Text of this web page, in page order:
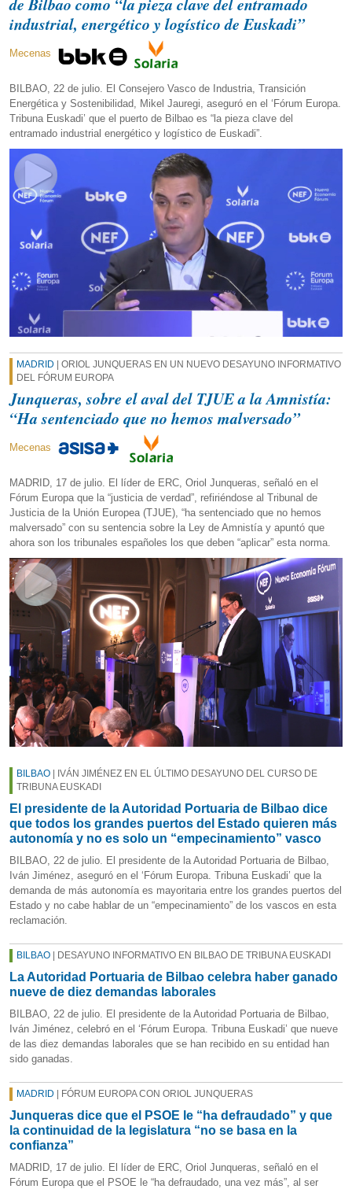
BILBAO | IVÁN JIMÉNEZ EN EL ÚLTIMO DESAYUNO DEL CURSO DE
TRIBUNA EUSKADI
El presidente de la Autoridad Portuaria de Bilbao dice
que todos los grandes puertos del Estado quieren más
autonomía y no es solo un “empecinamiento” vasco
BILBAO, 22 de julio. El presidente de la Autoridad Portuaria de Bilbao,
Iván Jiménez, aseguró en el ‘Fórum Europa. Tribuna Euskadi’ que la
demanda de más autonomía es mayoritaria entre los grandes puertos del
Estado y no cabe hablar de un “empecinamiento” de los vascos en esta
reclamación.
BILBAO | DESAYUNO INFORMATIVO EN BILBAO DE TRIBUNA EUSKADI
La Autoridad Portuaria de Bilbao celebra haber ganado
nueve de diez demandas laborales
BILBAO, 22 de julio. El presidente de la Autoridad Portuaria de Bilbao,
Iván Jiménez, celebró en el ‘Fórum Europa. Tribuna Euskadi’ que nueve
de las diez demandas laborales que se han recibido en su entidad han
sido ganadas.
MADRID | FÓRUM EUROPA CON ORIOL JUNQUERAS
Junqueras dice que el PSOE le “ha defraudado” y que
la continuidad de la legislatura “no se basa en la
confianza”
MADRID, 17 de julio. El líder de ERC, Oriol Junqueras, señaló en el
Fórum Europa que el PSOE le “ha defraudado, una vez más”, al ser
industrial, energético y logístico de Euskadi”
Mecenas
BILBAO, 22 de julio. El Consejero Vasco de Industria, Transición
Energética y Sostenibilidad, Mikel Jauregi, aseguró en el ‘Fórum Europa.
Tribuna Euskadi’ que el puerto de Bilbao es “la pieza clave del
entramado industrial energético y logístico de Euskadi”.
MADRID | ORIOL JUNQUERAS EN UN NUEVO DESAYUNO INFORMATIVO
DEL FÓRUM EUROPA
Junqueras, sobre el aval del TJUE a la Amnistía:
“Ha sentenciado que no hemos malversado”
Mecenas
MADRID, 17 de julio. El líder de ERC, Oriol Junqueras, señaló en el
Fórum Europa que la “justicia de verdad”, refiriéndose al Tribunal de
Justicia de la Unión Europea (TJUE), “ha sentenciado que no hemos
malversado” con su sentencia sobre la Ley de Amnistía y apuntó que
ahora son los tribunales españoles los que deben “aplicar” esta norma.